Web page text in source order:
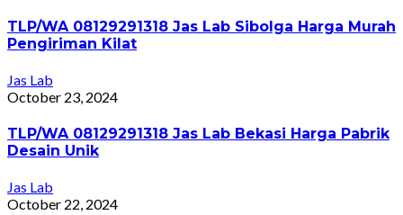
TLP/WA 08129291318 Jas Lab Sibolga Harga Murah
Pengiriman Kilat
Jas Lab
October 23, 2024
TLP/WA 08129291318 Jas Lab Bekasi Harga Pabrik
Desain Unik
Jas Lab
October 22, 2024